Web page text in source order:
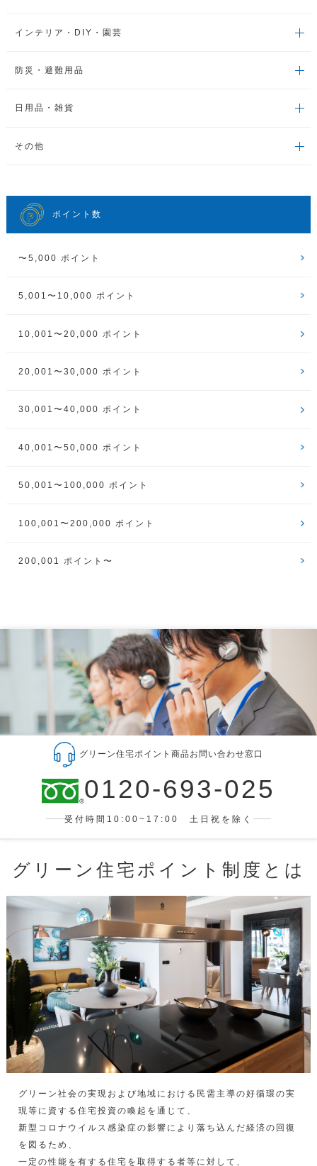
インテリア・DIY・園芸
防災・避難用品
日用品・雑貨
その他
ポイント数
〜5,000 ポイント
5,001〜10,000 ポイント
10,001〜20,000 ポイント
20,001〜30,000 ポイント
30,001〜40,000 ポイント
40,001〜50,000 ポイント
50,001〜100,000 ポイント
100,001〜200,000 ポイント
200,001 ポイント〜
グリーン住宅ポイント商品お問い合わせ窓口
0120-693-025
受付時間10:00~17:00 土日祝を除く
グリーン住宅ポイント制度とは
グリーン社会の実現および地域における民需主導の好循環の実
現等に資する住宅投資の喚起を通じて、
新型コロナウイルス感染症の影響により落ち込んだ経済の回復
を図るため、
一定の性能を有する住宅を取得する者等に対して、